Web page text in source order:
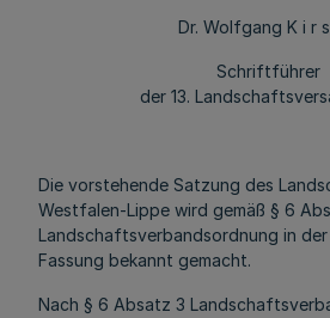
Dr. Wolfgang K i r
Schriftführer
der 13.
Die vorstehende Satzung des
Westfalen-Lippe wird gemäß § 6
Landschaftsverbandsordnung in
Fassung bekannt gemacht.
Nach § 6 Absatz 3